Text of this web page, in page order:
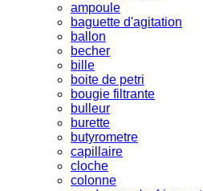
ampoule
baguette d'agitation
ballon
becher
bille
boite de petri
bougie filtrante
bulleur
burette
butyrometre
capillaire
cloche
colonne